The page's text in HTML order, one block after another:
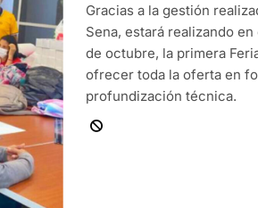
Gracias a la gestión
Sena, estará realizando
de octubre, la primera
ofrecer toda la oferta en
profundización técnica.